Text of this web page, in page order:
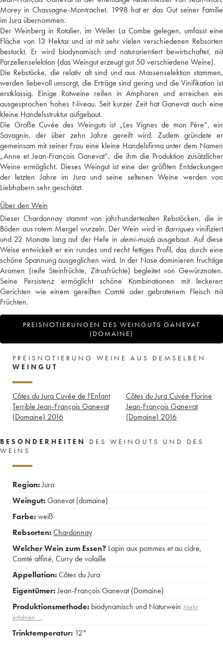
Morey in Chassagne-Montrachet. 1998 hat er das Gut seiner Familie
im Jura übernommen.
Der Weinberg in Rotalier, im Weiler La Combe gelegen, umfasst eine
Fläche von 13 Hektar und ist mit sehr vielen verschiedenen Rebsorten
bestockt. Er wird biodynamisch und naturorientiert bewirtschaftet, mit
Parzellenselektion (das Weingut erzeugt gut 50 verschiedene Weine).
Die Rebstöcke, die relativ alt sind und aus Massenselektion stammen,
werden liebevoll umsorgt, die Erträge sind gering und die Vinifikation ist
erstklassig. Einige Rotweine reifen in Amphoren und erreichen ein
ausgesprochen hohes Niveau. Seit kurzer Zeit hat Ganevat auch eine
kleine Handelsstruktur aufgebaut.
Die Große Cuvée des Weinguts ist „Les Vignes de mon Père“, ein
Savagnin, der über zehn Jahre gereift wird. Zudem gründete er
gemeinsam mit seiner Frau eine kleine Handelsfirma unter dem Namen
„Anne et Jean-François Ganevat“, die ihm die Produktion zusätzlicher
Weine ermöglicht. Dieses Weingut ist eine der größten Entdeckungen
der letzten Jahre im Jura und seine seltenen Weine werden von
Liebhabern sehr geschätzt.
Über den Wein
Dieser Chardonnay stammt von jahrhundertealten Rebstöcken, die in
Böden aus rotem Mergel wurzeln. Der Wein wird in Barriques vinifiziert
und 22 Monate lang auf der Hefe in demi-muidsausgebaut. Auf diese
Weise entwickelt er ein rundes und recht fettiges Profil, das durch eine
schöne Spannung ausgeglichen wird. In der Nase dominieren fruchtige
Aromen (reife Steinfrüchte, Zitrusfrüchte) begleitet von Gewürznoten.
Seine Persistenz ermöglicht schöne Kombinationen mit leckeren
Gerichten wie einem gereiften Comté oder gebratenem Fleisch mit
Früchten.
PREISNOTIERUNGEN DES WEINGUTS GANEVAT
(DOMAINE)
PREISNOTIERUNG WEINE AUS DEMSELBEN
WEINGUT
Côtes du Jura Cuvée de l'Enfant
Terrible Jean-François Ganevat
(Domaine) 2016
Côtes du Jura Cuvée Florine
Jean-François Ganevat
(Domaine) 2016
BESONDERHEITEN
DES WEINGUTS UND DES
WEINS
Region:Jura
Weingut:Ganevat (domaine)
Farbe:weiß
Rebsorten:Chardonnay
Welcher Wein zum Essen? Lapin aux pommes et au cidre,
Comté affiné, Curry de volaille
Appellation:Côtes du Jura
Eigentümer:Jean-François Ganevat (Domaine)
Produktionsmethode: biodynamisch und Naturwein Mehr
erfahren …
Trinktemperatur: 12°